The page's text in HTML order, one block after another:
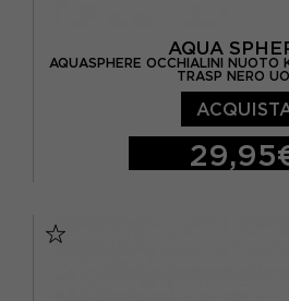
AQUA
AQUASPHERE OCCHIALINI NUOTO
TRASP NERO